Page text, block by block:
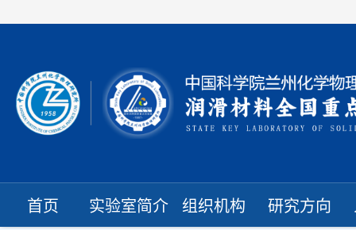
首页 实验室简介 组织机构 研究方向